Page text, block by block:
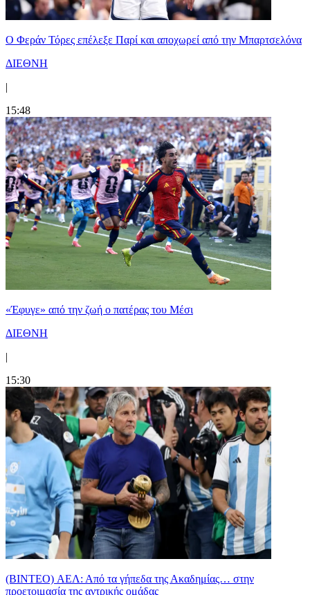
Ο Φεράν Τόρες επέλεξε Παρί και αποχωρεί από την Μπαρτσελόνα
ΔΙΕΘΝΗ
|
15:48
«Έφυγε» από την ζωή ο πατέρας του Μέσι
ΔΙΕΘΝΗ
|
15:30
(BINTEO) ΑΕΛ: Από τα γήπεδα της Ακαδημίας… στην
προετοιμασία της αντρικής ομάδας